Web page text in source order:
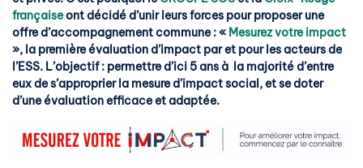
françaiseont décidé d’unir leurs forces pour proposer une
offre d’accompagnement commune : «Mesurez votre impact
», la première évaluation d’impact par et pour les acteurs de
l’ESS. L’objectif : permettre d’ici 5 ans à la majorité d’entre
eux de s’approprier la mesure d’impact social, et se doter
d’une évaluation efficace et adaptée.